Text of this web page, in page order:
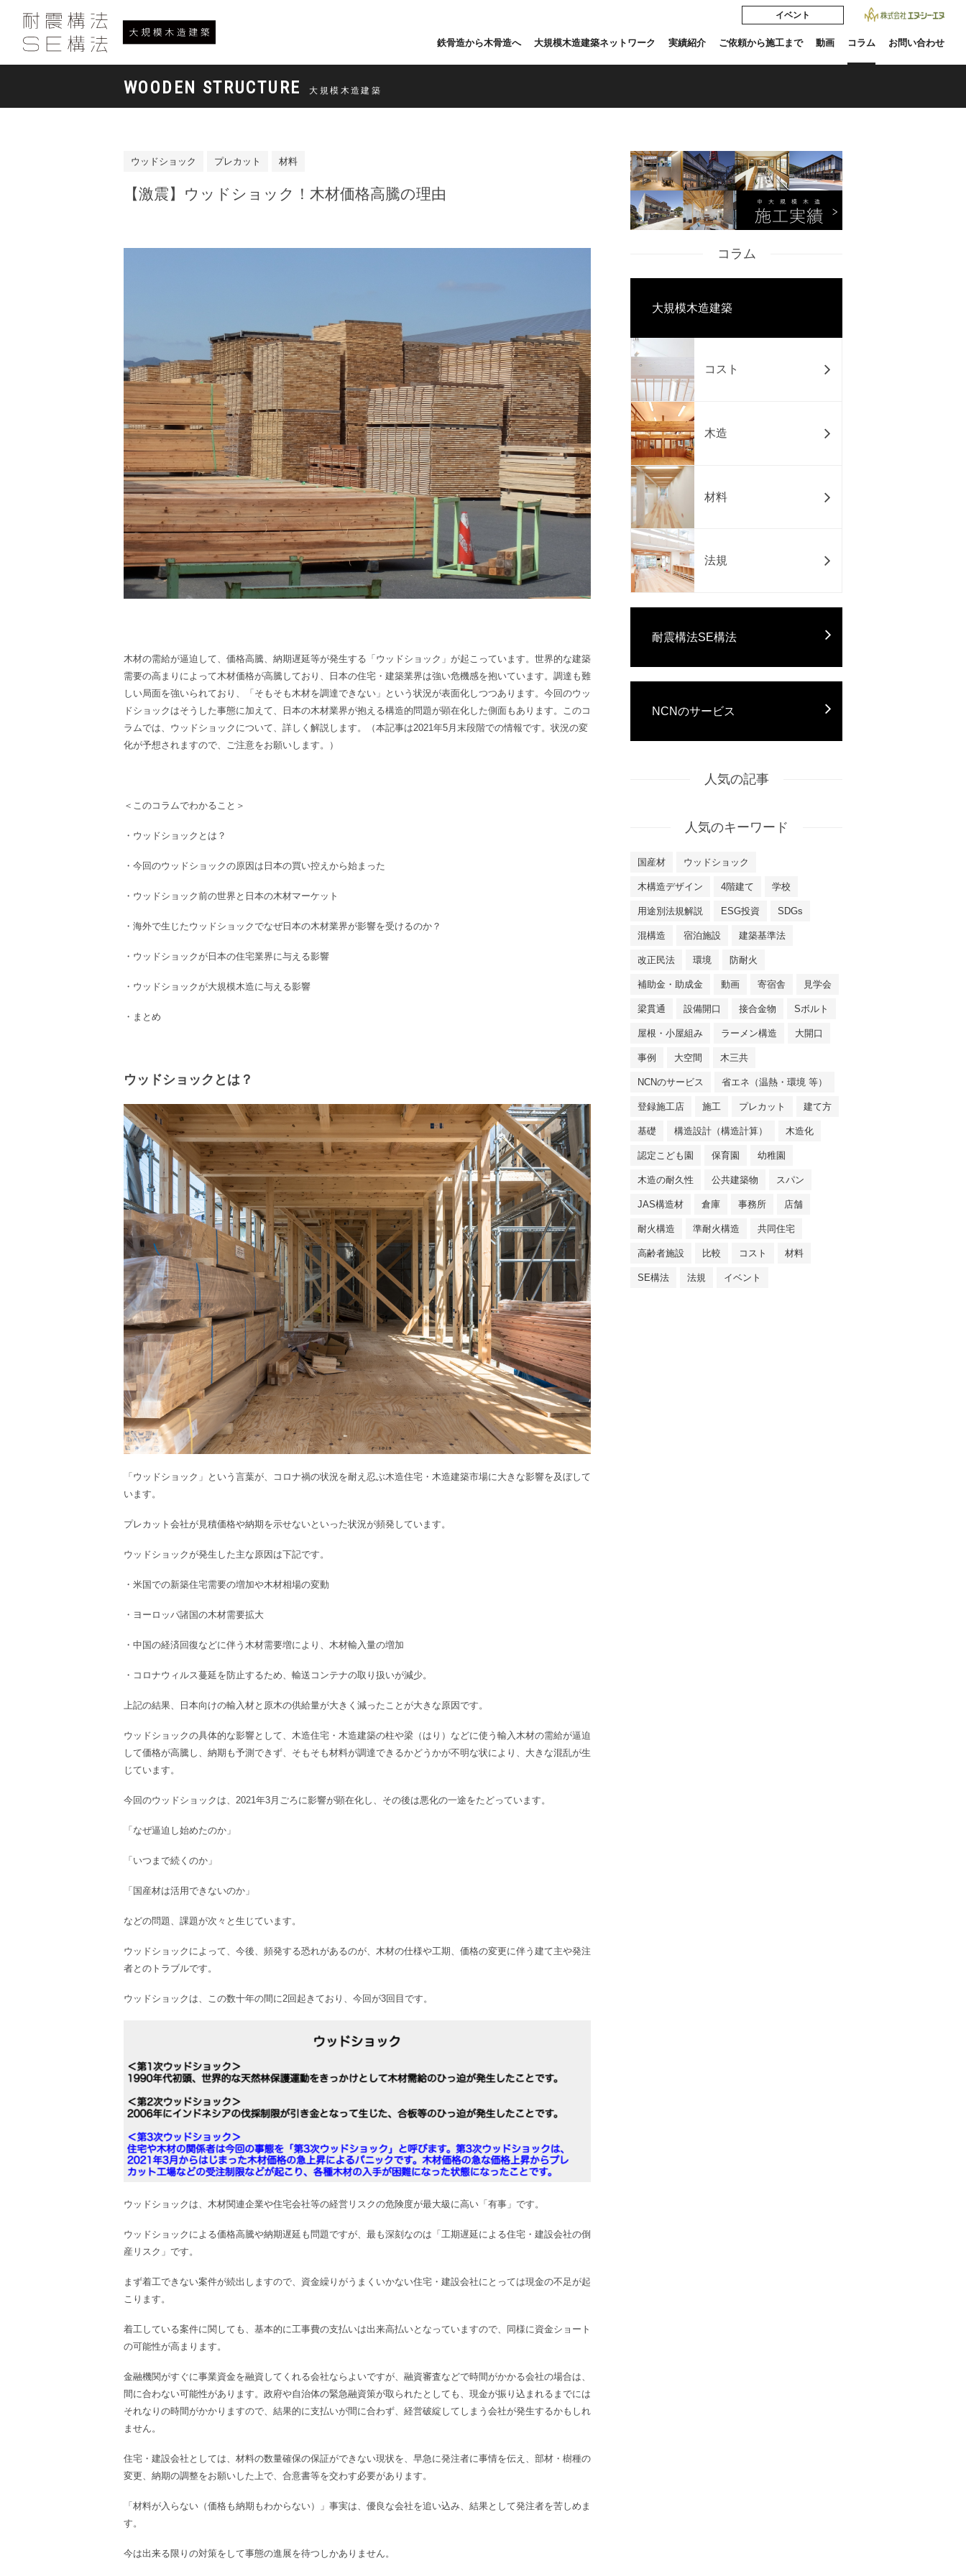
イベント
鉄骨造から木骨造へ 大規模木造建築ネットワーク 実績紹介 ご依頼から施工まで 動画 コラム お問い合わせ
WOODEN STRUCTURE 大規模木造建築
ウッドショック プレカット 材料
【激震】ウッドショック！木材価格高騰の理由
木材の需給が逼迫して、価格高騰、納期遅延等が発生する「ウッドショック」が起こっています。世界的な建築
需要の高まりによって木材価格が高騰しており、日本の住宅・建築業界は強い危機感を抱いています。調達も難
しい局面を強いられており、「そもそも木材を調達できない」という状況が表面化しつつあります。今回のウッ
ドショックはそうした事態に加えて、日本の木材業界が抱える構造的問題が顕在化した側面もあります。このコ
ラムでは、ウッドショックについて、詳しく解説します。（本記事は2021年5月末段階での情報です。状況の変
化が予想されますので、ご注意をお願いします。）
＜このコラムでわかること＞
・ ウッドショック とは？
・今回のウッドショックの原因は日本の買い控えから始まった
・ ウッドショック前の世界と日本の木材マーケット
・海外で生じたウッドショックでなぜ日本の木材業界が影響を受けるのか？
・ ウッドショックが日本の住宅業界に与える影響
・ ウッドショックが大規模木造に与える影響
・まとめ
ウッドショックとは？
「ウッドショック」という言葉が、コロナ禍の状況を耐え忍ぶ木造住宅・木造建築市場に大きな影響を及ぼして
います。
プレカット会社が見積価格や納期を示せないといった状況が頻発しています。
ウッドショックが発生した主な原因は下記です。
・米国での新築住宅需要の増加や木材相場の変動
・ヨーロッパ諸国の木材需要拡大
・中国の経済回復などに伴う木材需要増により、木材輸入量の増加
・コロナウィルス蔓延を防止するため、輸送コンテナの取り扱いが減少。
上記の結果、日本向けの輸入材と原木の供給量が大きく減ったことが大きな原因です。
ウッドショックの具体的な影響として、木造住宅・木造建築の柱や梁（はり）などに使う輸入木材の需給が逼迫
して価格が高騰し、納期も予測できず、そもそも材料が調達できるかどうかが不明な状により、大きな混乱が生
じています。
今回のウッドショックは、2021年3月ごろに影響が顕在化し、その後は悪化の一途をたどっています。
「なぜ逼迫し始めたのか」
「いつまで続くのか」
「国産材は活用できないのか」
などの問題、課題が次々と生じています。
ウッドショックによって、今後、頻発する恐れがあるのが、木材の仕様や工期、価格の変更に伴う建て主や発注
者とのトラブルです。
ウッドショックは、この数十年の間に2回起きており、今回が3回目です。
ウッドショックは、木材関連企業や住宅会社等の経営リスクの危険度が最大級に高い「有事」です。
ウッドショックによる価格高騰や納期遅延も問題ですが、最も深刻なのは「工期遅延による住宅・建設会社の倒
産リスク」です。
まず着工できない案件が続出しますので、資金繰りがうまくいかない住宅・建設会社にとっては現金の不足が起
こります。
着工している案件に関しても、基本的に工事費の支払いは出来高払いとなっていますので、同様に資金ショート
の可能性が高まります。
金融機関がすぐに事業資金を融資してくれる会社ならよいですが、融資審査などで時間がかかる会社の場合は、
間に合わない可能性があります。政府や自治体の緊急融資策が取られたとしても、現金が振り込まれるまでには
それなりの時間がかかりますので、結果的に支払いが間に合わず、経営破綻してしまう会社が発生するかもしれ
ません。
住宅・建設会社としては、材料の数量確保の保証ができない現状を、早急に発注者に事情を伝え、部材・樹種の
変更、納期の調整をお願いした上で、合意書等を交わす必要があります。
「材料が入らない（価格も納期もわからない）」事実は、優良な会社を追い込み、結果として発注者を苦しめま
す。
今は出来る限りの対策をして事態の進展を待つしかありません。
コラム
大規模木造建築
コスト
木造
材料
法規
耐震構法SE構法
NCNのサービス
人気の記事
人気のキーワード
国産材 ウッドショック
木構造デザイン 4階建て 学校
用途別法規解説 ESG投資 SDGs
混構造 宿泊施設 建築基準法
改正民法 環境 防耐火
補助金・助成金 動画 寄宿舎 見学会
梁貫通 設備開口 接合金物 Sボルト
屋根・小屋組み ラーメン構造 大開口
事例 大空間 木三共
NCNのサービス 省エネ（温熱・環境 等）
登録施工店 施工 プレカット 建て方
基礎 構造設計（構造計算） 木造化
認定こども園 保育園 幼稚園
木造の耐久性 公共建築物 スパン
JAS構造材 倉庫 事務所 店舗
耐火構造 準耐火構造 共同住宅
高齢者施設 比較 コスト 材料
SE構法 法規 イベント